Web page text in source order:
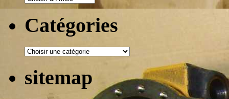
Catégories
sitemap